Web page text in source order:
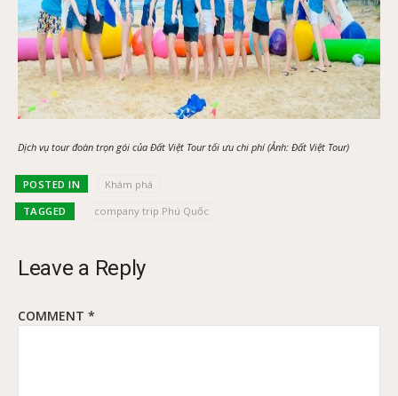
Dịch vụ tour đoàn trọn gói của Đất Việt Tour tối ưu chi phí (Ảnh: Đất Việt Tour)
POSTED IN Khám phá
TAGGED company trip Phú Quốc
Leave a Reply
COMMENT *